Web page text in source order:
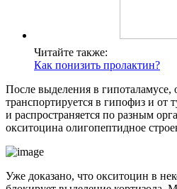
Читайте также:
Как понизить пролактин?
После выделения в гипоталамусе,
транспортируется в гипофиз и от
и распространяется по разным
окситоцина олигопептидное
Уже доказано, что окситоцин в